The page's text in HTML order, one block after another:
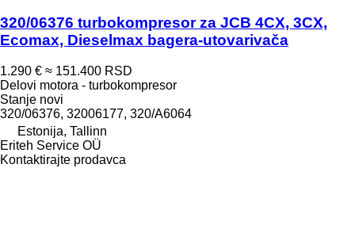
320/06376 turbokompresor za JCB 4CX, 3CX,
Ecomax, Dieselmax bagera-utovarivača
1.290 € ≈ 151.400 RSD
Delovi motora - turbokompresor
Stanje novi
320/06376, 32006177, 320/A6064
Estonija, Tallinn
Eriteh Service OÜ
Kontaktirajte prodavca